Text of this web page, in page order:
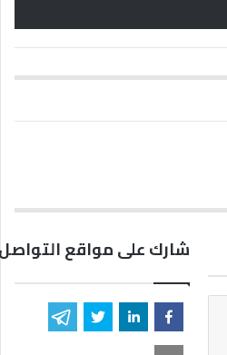
شارك على مواقع